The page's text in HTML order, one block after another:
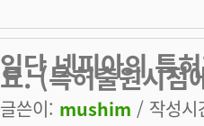
일단 넷피아의 특
요. (특허출원시점
글쓴이: mushim / 작성